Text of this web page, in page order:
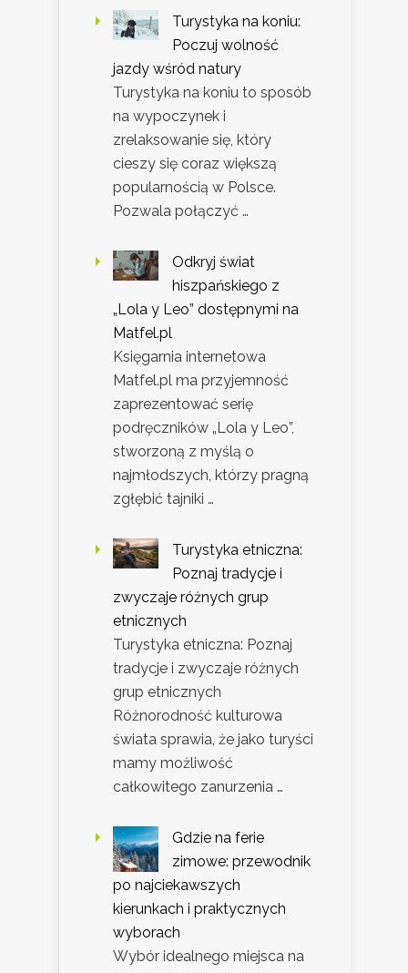
Turystyka na koniu:
Poczuj wolność
jazdy wśród natury
Turystyka na koniu to sposób
na wypoczynek i
zrelaksowanie się, który
cieszy się coraz większą
popularnością w Polsce.
Pozwala połączyć …
Odkryj świat
hiszpańskiego z
„Lola y Leo” dostępnymi na
Matfel.pl
Księgarnia internetowa
Matfel.pl ma przyjemność
zaprezentować serię
podręczników „Lola y Leo”,
stworzoną z myślą o
najmłodszych, którzy pragną
zgłębić tajniki …
Turystyka etniczna:
Poznaj tradycje i
zwyczaje różnych grup
etnicznych
Turystyka etniczna: Poznaj
tradycje i zwyczaje różnych
grup etnicznych
Różnorodność kulturowa
świata sprawia, że jako turyści
mamy możliwość
całkowitego zanurzenia …
Gdzie na ferie
zimowe: przewodnik
po najciekawszych
kierunkach i praktycznych
wyborach
Wybór idealnego miejsca na